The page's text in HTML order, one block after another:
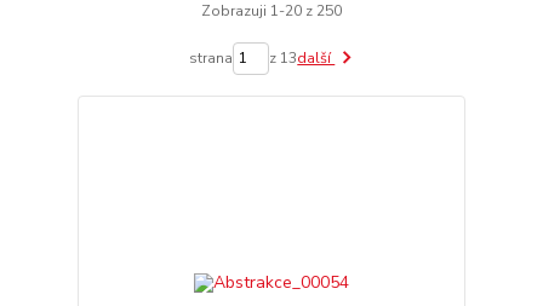
Zobrazuji 1-20 z 250
strana z 13další